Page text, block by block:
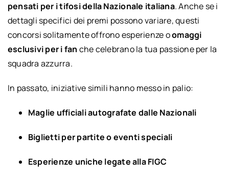
pensati per i tifosi della Nazionale italiana. Anche se i
dettagli specifici dei premi possono variare, questi
concorsi solitamente offrono esperienze oomaggi
esclusivi per i fan che celebrano la tua passione per la
squadra azzurra.
In passato, iniziative simili hanno messo in palio:
Maglie ufficiali autografate dalle Nazionali
Biglietti per partite o eventi speciali
Esperienze uniche legate alla FIGC